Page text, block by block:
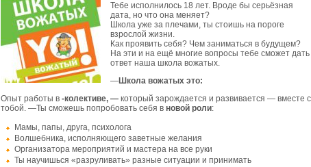
Тебе исполнилось 18 лет. Вроде бы серьёзная
дата, но что она меняет?
Школа уже за плечами, ты стоишь на пороге
взрослой жизни.
Как проявить себя? Чем заниматься в будущем?
На эти и на ещё многие вопросы тебе сможет дать
ответ наша школа вожатых.
—Школа вожатых это:
Опыт работы в-колективе, — который зарождается и развивается — вместе с
тобой. —Ты сможешь попробовать себя в новой роли:
Мамы, папы, друга, психолога
Волшебника, исполняющего заветные желания
Организатора мероприятий и мастера на все руки
Ты научишься «разруливать» разные ситуации и принимать